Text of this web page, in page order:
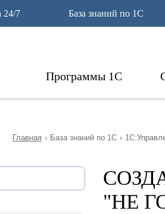
24/7 База знаний по 1С
Программы 1С
Главная › База знаний по 1С ›
"НЕ